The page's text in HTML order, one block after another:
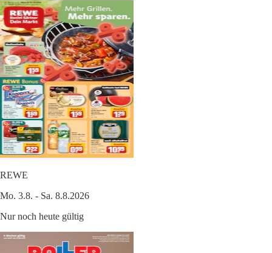
REWE
Mo. 3.8. - Sa. 8.8.2026
Nur noch heute gültig